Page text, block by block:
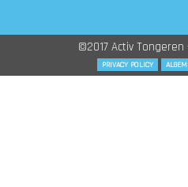
©2017 Activ
PRIVACY POLICY